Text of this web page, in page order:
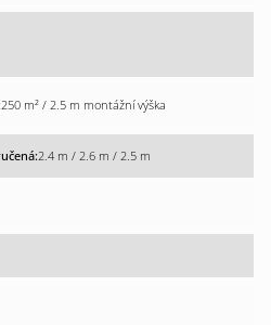
250 m² / 2.5 m montážní výška
2.4 m / 2.6 m / 2.5 m